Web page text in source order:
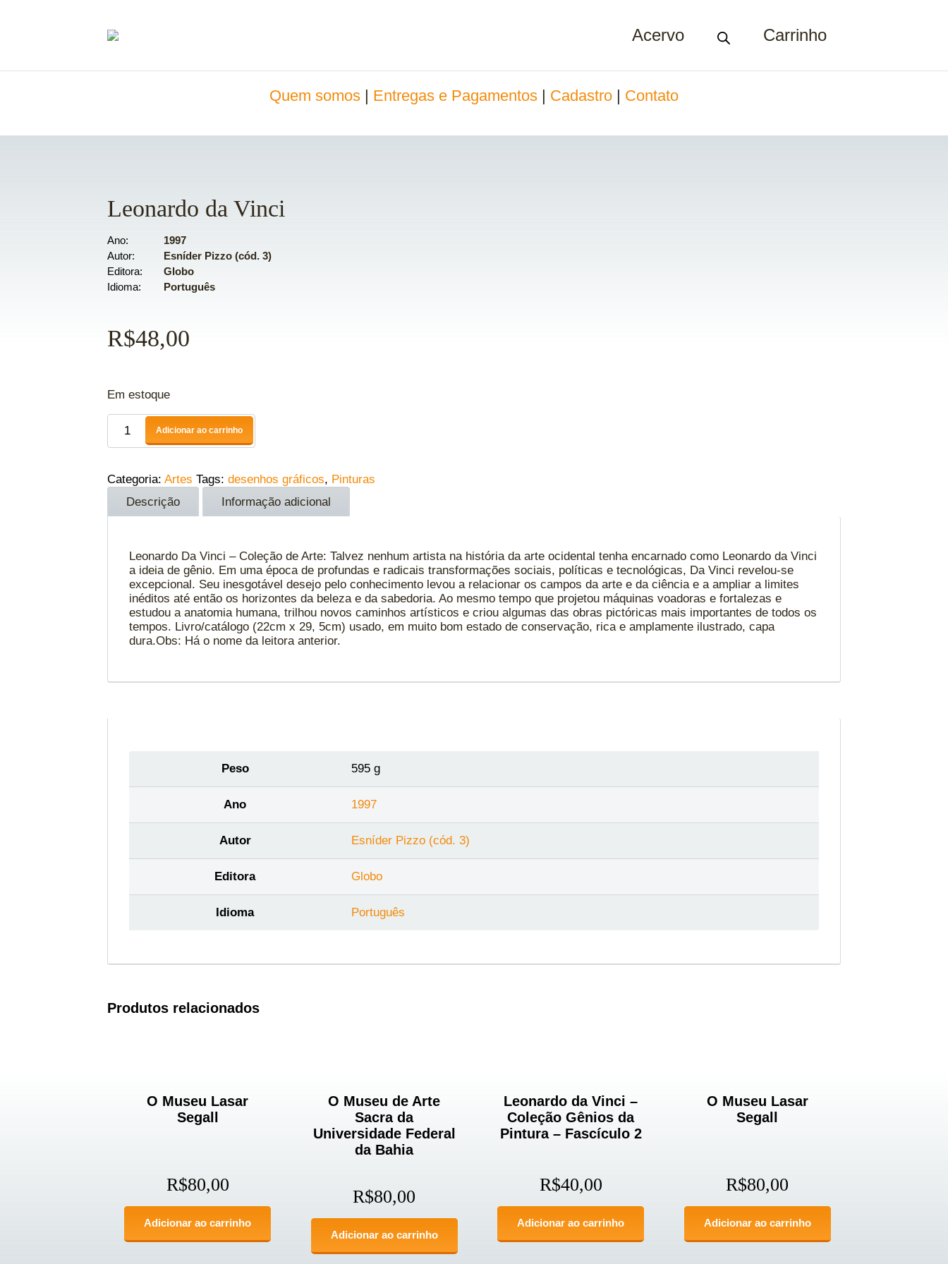
Acervo Carrinho
Quem somos Entregas e Pagamentos Cadastro Contato
Leonardo da Vinci
Ano
1997
Autor
Esníder Pizzo (cód. 3)
Editora
Globo
Idioma
Português
R$48,00
Em estoque
Adicionar ao carrinho
Categoria: Artes Tags: desenhos gráficos, Pinturas
Descrição
Informação adicional
Leonardo Da Vinci – Coleção de Arte: Talvez nenhum artista na história da arte ocidental tenha encarnado como Leonardo da Vinci
a ideia de gênio. Em uma época de profundas e radicais transformações sociais, políticas e tecnológicas, Da Vinci revelou-se
excepcional. Seu inesgotável desejo pelo conhecimento levou a relacionar os campos da arte e da ciência e a ampliar a limites
inéditos até então os horizontes da beleza e da sabedoria. Ao mesmo tempo que projetou máquinas voadoras e fortalezas e
estudou a anatomia humana, trilhou novos caminhos artísticos e criou algumas das obras pictóricas mais importantes de todos os
tempos. Livro/catálogo (22cm x 29, 5cm) usado, em muito bom estado de conservação, rica e amplamente ilustrado, capa
dura.Obs: Há o nome da leitora anterior.
Peso 595 g
Ano 1997
Autor Esníder Pizzo (cód. 3)
Editora Globo
Idioma Português
Produtos relacionados
O Museu Lasar
Segall
R$80,00
Adicionar ao carrinho
O Museu de Arte
Sacra da
Universidade Federal
da Bahia
R$80,00
Adicionar ao carrinho
Leonardo da Vinci –
Coleção Gênios da
Pintura – Fascículo 2
R$40,00
Adicionar ao carrinho
O Museu Lasar
Segall
R$80,00
Adicionar ao carrinho